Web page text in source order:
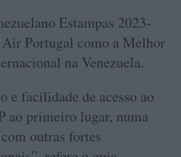
Estampas 2023-
Air Portugal como a Melhor
na Venezuela.
e facilidade de acesso ao
ao primeiro lugar, numa
outras fortes